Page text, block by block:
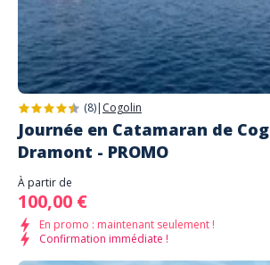
(8)| Cogolin
Journée en Catamaran de
Dramont - PROMO
À partir de
100,00 €
En promo : maintenant seulement !
Confirmation immédiate !